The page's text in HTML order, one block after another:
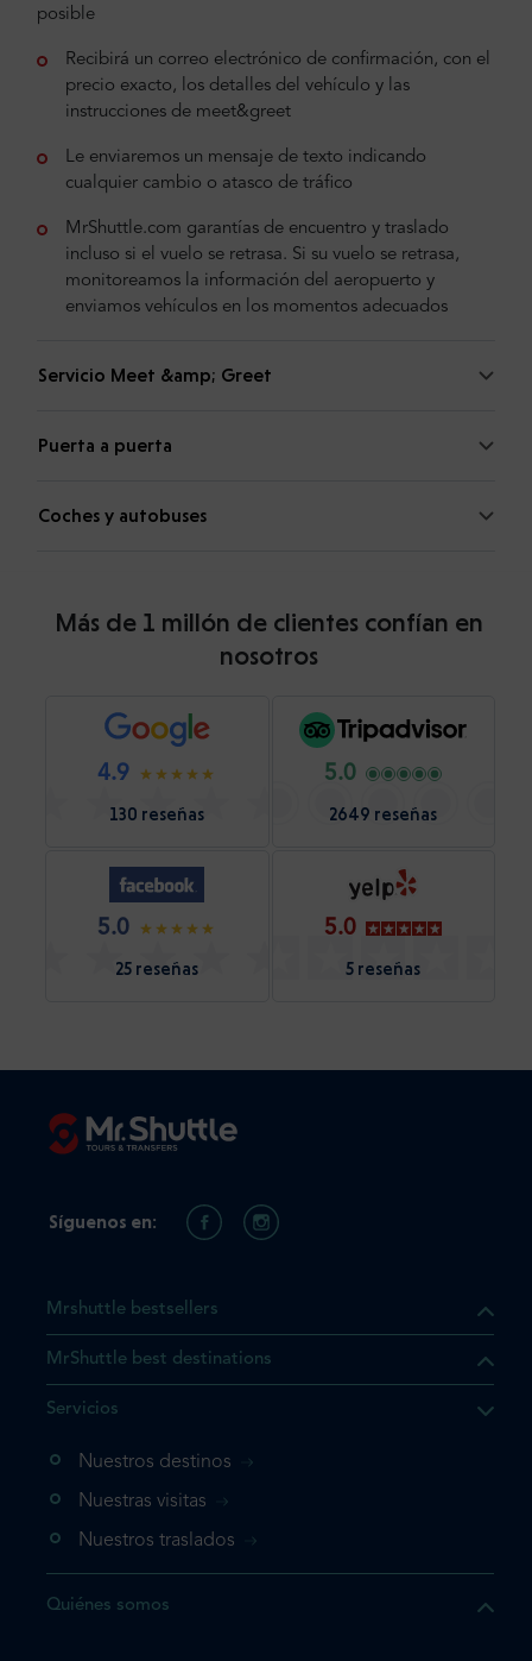
posible
Recibirá un correo electrónico de confirmación, con el
precio exacto, los detalles del vehículo y las
instrucciones de meet&greet
Le enviaremos un mensaje de texto indicando
cualquier cambio o atasco de tráfico
MrShuttle.com garantías de encuentro y traslado
incluso si el vuelo se retrasa. Si su vuelo se retrasa,
monitoreamos la información del aeropuerto y
enviamos vehículos en los momentos adecuados
Servicio Meet &amp; Greet
Puerta a puerta
Coches y autobuses
Más de 1 millón de clientes confían en
nosotros
4.9
130 reseñas
5.0
2649 reseñas
5.0
25 reseñas
5.0
5 reseñas
el producto que busca ya
vaya directamente a su
su reserva.
una vez
Mrshuttle bestsellers
MrShuttle best destinations
Servicios
Nuestros destinos
Nuestras visitas
Nuestros traslados
Quiénes somos
Síguenos en: